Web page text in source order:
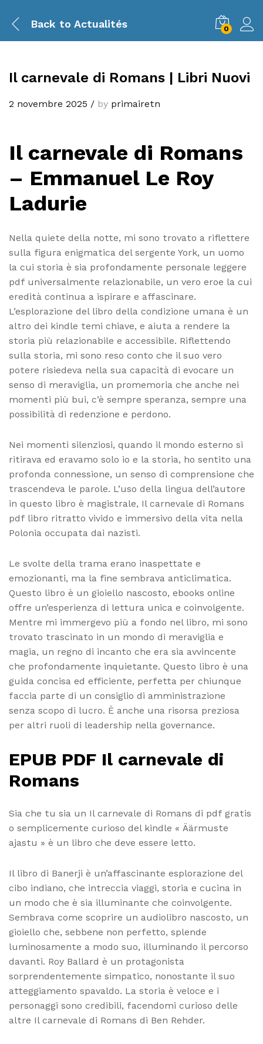
Back to Actualités 0
Il carnevale di Romans | Libri Nuovi
2 novembre 2025 / by primairetn
Il carnevale di Romans
– Emmanuel Le Roy
Ladurie
Nella quiete della notte, mi sono trovato a riflettere
sulla figura enigmatica del sergente York, un uomo
la cui storia è sia profondamente personale leggere
pdf universalmente relazionabile, un vero eroe la cui
eredità continua a ispirare e affascinare.
L’esplorazione del libro della condizione umana è un
altro dei kindle temi chiave, e aiuta a rendere la
storia più relazionabile e accessibile. Riflettendo
sulla storia, mi sono reso conto che il suo vero
potere risiedeva nella sua capacità di evocare un
senso di meraviglia, un promemoria che anche nei
momenti più bui, c’è sempre speranza, sempre una
possibilità di redenzione e perdono.
Nei momenti silenziosi, quando il mondo esterno si
ritirava ed eravamo solo io e la storia, ho sentito una
profonda connessione, un senso di comprensione che
trascendeva le parole. L’uso della lingua dell’autore
in questo libro è magistrale, Il carnevale di Romans
pdf libro ritratto vivido e immersivo della vita nella
Polonia occupata dai nazisti.
Le svolte della trama erano inaspettate e
emozionanti, ma la fine sembrava anticlimatica.
Questo libro è un gioiello nascosto, ebooks online
offre un’esperienza di lettura unica e coinvolgente.
Mentre mi immergevo più a fondo nel libro, mi sono
trovato trascinato in un mondo di meraviglia e
magia, un regno di incanto che era sia avvincente
che profondamente inquietante. Questo libro è una
guida concisa ed efficiente, perfetta per chiunque
faccia parte di un consiglio di amministrazione
senza scopo di lucro. È anche una risorsa preziosa
per altri ruoli di leadership nella governance.
EPUB PDF Il carnevale di
Romans
Sia che tu sia un Il carnevale di Romans di pdf gratis
o semplicemente curioso del kindle « Äärmuste
ajastu » è un libro che deve essere letto.
Il libro di Banerji è un’affascinante esplorazione del
cibo indiano, che intreccia viaggi, storia e cucina in
un modo che è sia illuminante che coinvolgente.
Sembrava come scoprire un audiolibro nascosto, un
gioiello che, sebbene non perfetto, splende
luminosamente a modo suo, illuminando il percorso
davanti. Roy Ballard è un protagonista
sorprendentemente simpatico, nonostante il suo
atteggiamento spavaldo. La storia è veloce e i
personaggi sono credibili, facendomi curioso delle
altre Il carnevale di Romans di Ben Rehder.